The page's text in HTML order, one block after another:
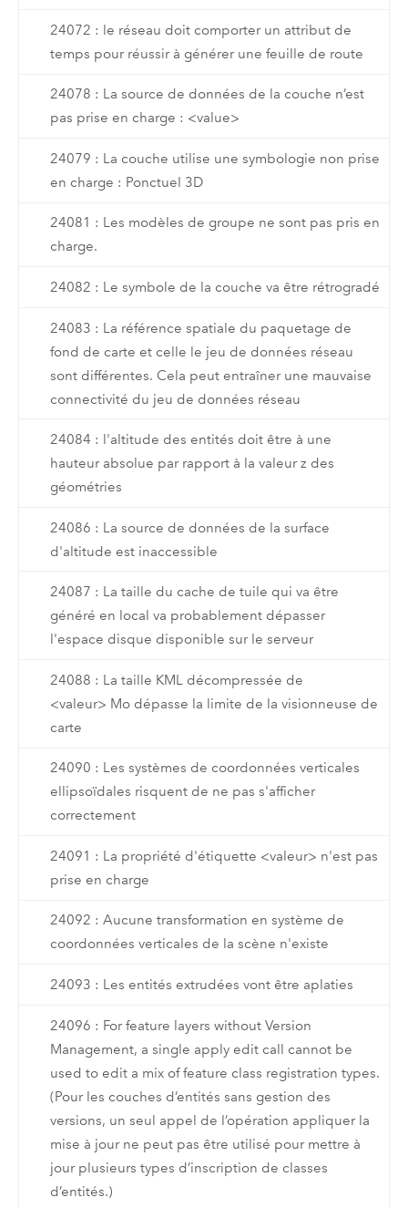
24072 : le réseau doit comporter un attribut de
temps pour réussir à générer une feuille de route
24078 : La source de données de la couche n’est
pas prise en charge : <value>
24079 : La couche utilise une symbologie non prise
en charge : Ponctuel 3D
24081 : Les modèles de groupe ne sont pas pris en
charge.
24082 : Le symbole de la couche va être rétrogradé
24083 : La référence spatiale du paquetage de
fond de carte et celle le jeu de données réseau
sont différentes. Cela peut entraîner une mauvaise
connectivité du jeu de données réseau
24084 : l'altitude des entités doit être à une
hauteur absolue par rapport à la valeur z des
géométries
24086 : La source de données de la surface
d'altitude est inaccessible
24087 : La taille du cache de tuile qui va être
généré en local va probablement dépasser
l'espace disque disponible sur le serveur
24088 : La taille KML décompressée de
<valeur> Mo dépasse la limite de la visionneuse de
carte
24090 : Les systèmes de coordonnées verticales
ellipsoïdales risquent de ne pas s'afficher
correctement
24091 : La propriété d'étiquette <valeur> n'est pas
prise en charge
24092 : Aucune transformation en système de
coordonnées verticales de la scène n'existe
24093 : Les entités extrudées vont être aplaties
24096 : For feature layers without Version
Management, a single apply edit call cannot be
used to edit a mix of feature class registration types.
(Pour les couches d’entités sans gestion des
versions, un seul appel de l’opération appliquer la
mise à jour ne peut pas être utilisé pour mettre à
jour plusieurs types d’inscription de classes
d’entités.)